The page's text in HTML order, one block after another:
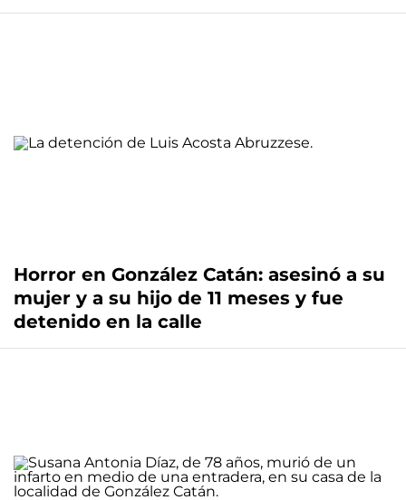
Horror en González Catán: asesinó a su
mujer y a su hijo de 11 meses y fue
detenido en la calle